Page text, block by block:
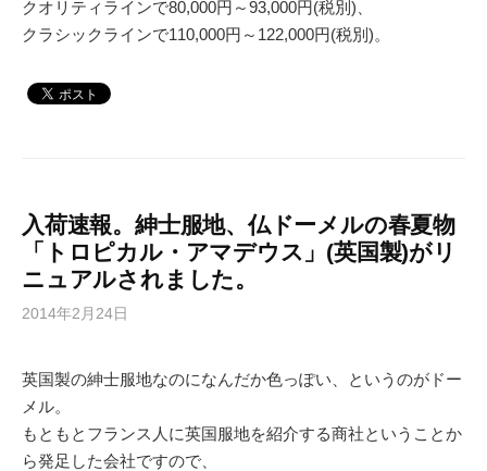
クオリティラインで80,000円～93,000円(税別)、
クラシックラインで110,000円～122,000円(税別)。
入荷速報。紳士服地、仏ドーメルの春夏物
「トロピカル・アマデウス」(英国製)がリ
ニュアルされました。
2014年2月24日
英国製の紳士服地なのになんだか色っぽい、というのがドー
メル。
もともとフランス人に英国服地を紹介する商社ということか
ら発足した会社ですので、